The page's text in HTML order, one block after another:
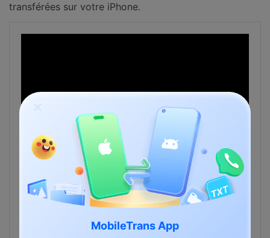
MobileTrans App
transférées sur votre iPhone.